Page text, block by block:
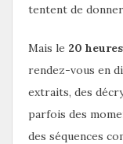
tentent de donner
Mais le 20
rendez-vous en
extraits, des
parfois des
des séquences